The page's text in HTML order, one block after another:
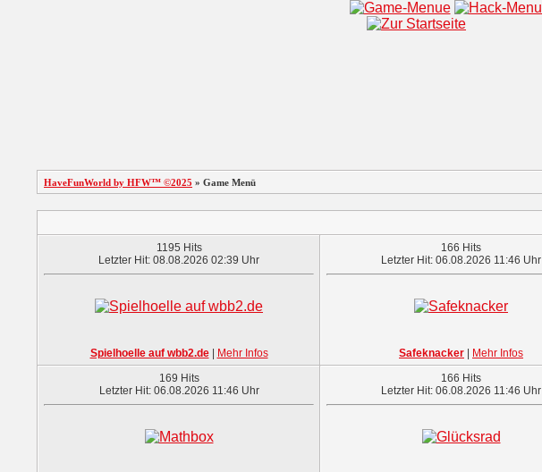
HaveFunWorld by HFW™ ©2025 » Game Menü
1195 Hits
Letzter Hit: 08.08.2026 02:39 Uhr
Spielhoelle auf wbb2.de| Mehr Infos
166 Hits
Letzter Hit: 06.08.2026 11:46 Uhr
Safeknacker Mehr Infos
169 Hits
Letzter Hit: 06.08.2026 11:46 Uhr
166 Hits
Letzter Hit: 06.08.2026 11:46 Uhr